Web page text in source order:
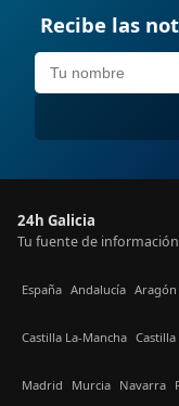
Recibe las
24h Galicia
Tu fuente de
España Andalucía Aragón
Castilla La-Mancha Castilla
Madrid Murcia Navarra